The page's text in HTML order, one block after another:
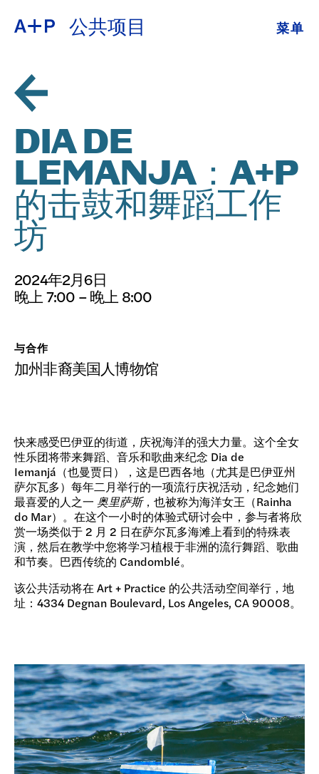
公共项目 菜单
教育
培养青年
展览
公共项目
档案
捐
ESPAÑOL
普通话
日本語
DIA DE
LEMANJA：A+P
的击鼓和舞蹈工作
坊
2024年2月6日
晚上 7:00 – 晚上 8:00
与合作
加州非裔美国人博物馆
快来感受巴伊亚的街道，庆祝海洋的强大力量。这个全女
性乐团将带来舞蹈、音乐和歌曲来纪念 Dia de
Iemanjá（也曼贾日），这是巴西各地（尤其是巴伊亚州
萨尔瓦多）每年二月举行的一项流行庆祝活动，纪念她们
最喜爱的人之一 奥里萨斯，也被称为海洋女王（Rainha
do Mar）。在这个一小时的体验式研讨会中，参与者将欣
赏一场类似于 2 月 2 日在萨尔瓦多海滩上看到的特殊表
演，然后在教学中您将学习植根于非洲的流行舞蹈、歌曲
和节奏。巴西传统的 Candomblé。
该公共活动将在 Art + Practice 的公共活动空间举行，地
址：4334 Degnan Boulevard, Los Angeles, CA 90008。